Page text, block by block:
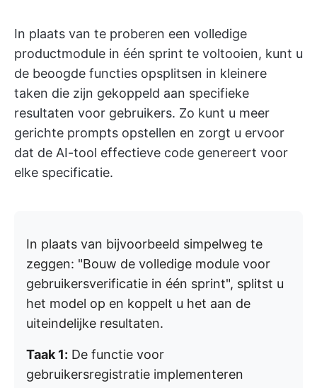
In plaats van te proberen een volledige
productmodule in één sprint te voltooien, kunt u
de beoogde functies opsplitsen in kleinere
taken die zijn gekoppeld aan specifieke
resultaten voor gebruikers. Zo kunt u meer
gerichte prompts opstellen en zorgt u ervoor
dat de AI-tool effectieve code genereert voor
elke specificatie.
In plaats van bijvoorbeeld simpelweg te
zeggen: "Bouw de volledige module voor
gebruikersverificatie in één sprint", splitst u
het model op en koppelt u het aan de
uiteindelijke resultaten.
Taak 1: De functie voor
gebruikersregistratie implementeren